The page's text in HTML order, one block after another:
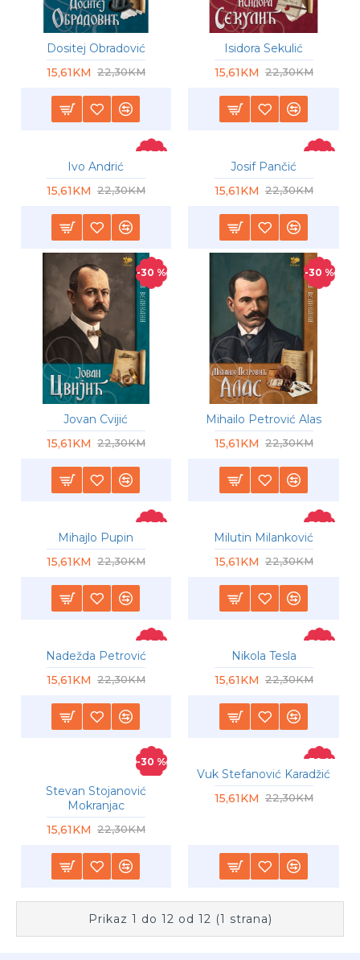
Dositej Obradović
15,61KM 22,30KM
Isidora Sekulić
15,61KM 22,30KM
-30 %
Ivo Andrić
15,61KM 22,30KM
-30 %
Josif Pančić
15,61KM 22,30KM
-30 %
Jovan Cvijić
15,61KM 22,30KM
-30 %
Mihailo Petrović Alas
15,61KM 22,30KM
-30 %
Mihajlo Pupin
15,61KM 22,30KM
-30 %
Milutin Milanković
15,61KM 22,30KM
-30 %
Nadežda Petrović
15,61KM 22,30KM
-30 %
Nikola Tesla
15,61KM 22,30KM
-30 %
Stevan Stojanović
Mokranjac
15,61KM 22,30KM
-30 %
Vuk Stefanović Karadžić
15,61KM 22,30KM
Prikaz 1 do 12 od 12 (1 strana)